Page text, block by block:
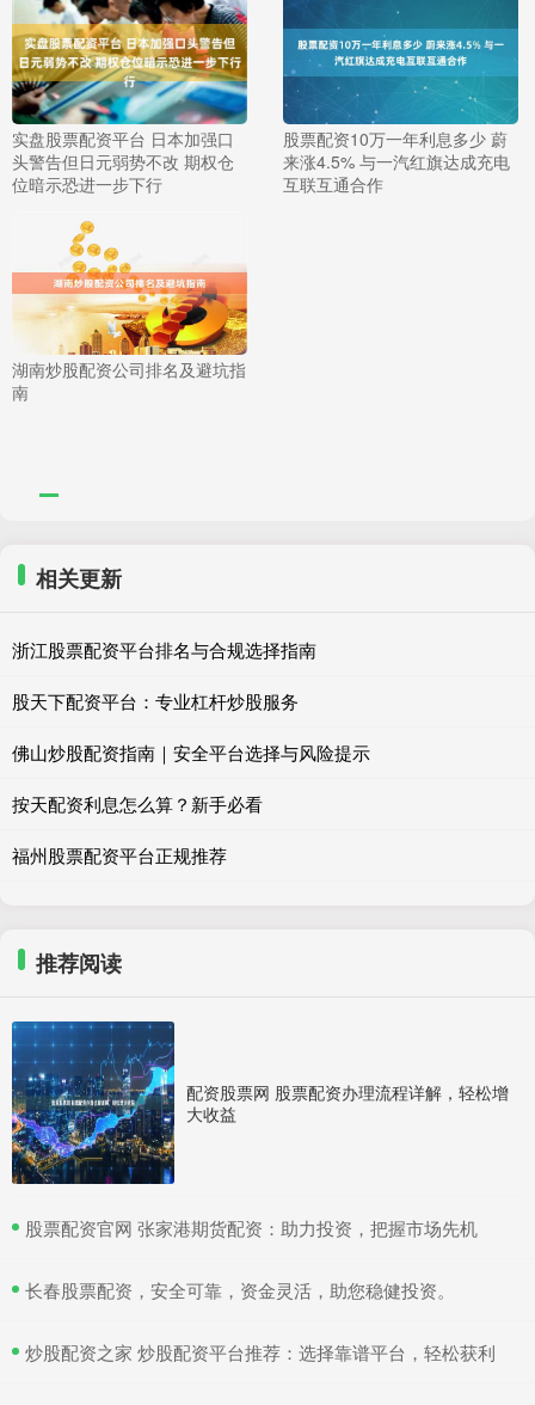
实盘股票配资平台 日本加强口
头警告但日元弱势不改 期权仓
位暗示恐进一步下行
股票配资10万一年利息多少 蔚
来涨4.5% 与一汽红旗达成充电
互联互通合作
湖南炒股配资公司排名及避坑指
南
相关更新
浙江股票配资平台排名与合规选择指南
股天下配资平台：专业杠杆炒股服务
佛山炒股配资指南｜安全平台选择与风险提示
按天配资利息怎么算？新手必看
福州股票配资平台正规推荐
推荐阅读
配资股票网 股票配资办理流程详解，轻松增
大收益
​股票配资官网 张家港期货配资：助力投资，把握市场先机
​长春股票配资，安全可靠，资金灵活，助您稳健投资。
​炒股配资之家 炒股配资平台推荐：选择靠谱平台，轻松获利